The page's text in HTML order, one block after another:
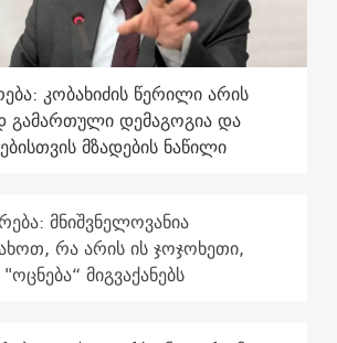
კობახიძის წერილი არის
გამართული დემაგოგია და
მზადების ნაწილი
მნიშვნელოვანია
რა არის ის ჯოჯოხეთი,
მიგვაქანებს